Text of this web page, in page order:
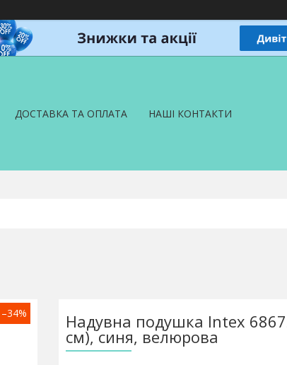
ДОСТАВКА ТА ОПЛАТА НАШІ КОНТАКТИ
–34% Надувна подушка Intex
см), синя, велюрова